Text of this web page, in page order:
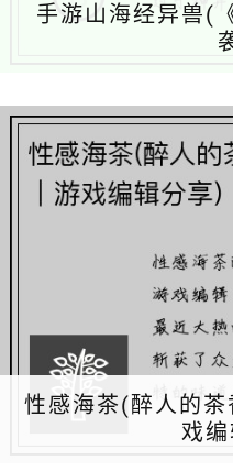
手游山海经异兽(
性感海茶(醉人的
戏